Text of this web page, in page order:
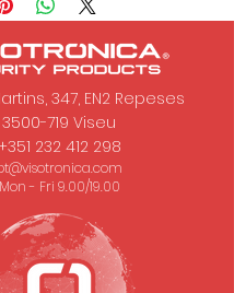
347, EN2 Repeses
3500-719 Viseu
+351 232 412 298
Mon - Fri 9.00/19.00